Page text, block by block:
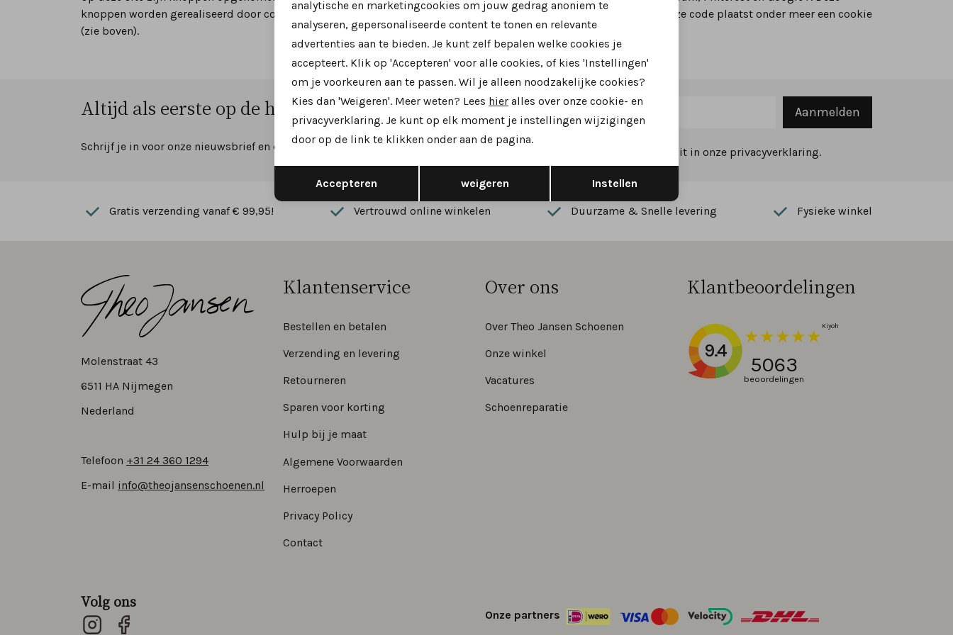
knoppen worden gerealiseerd door code die wordt aangeleverd door Twitter, Linkedin, Pinterest en Google+ zelf. Deze code plaatst onder meer een cookie
(zie boven).
Altijd als eerste op de hoogte zijn?
Schrijf je in voor onze nieuwsbrief en ontvang dan ook gelijk €5,- korting!
Aanmelden
Hoe we met je data omgaan? Bekijk dit in onze privacyverklaring.
Gratis verzending vanaf € 99,95! Vertrouwd online winkelen Duurzame & Snelle levering Fysieke winkel
Molenstraat 43
6511 HA Nijmegen
Nederland
Telefoon +31 24 360 1294
E-mail info@theojansenschoenen.nl
Klantenservice
Bestellen en betalen
Verzending en levering
Retourneren
Sparen voor korting
Hulp bij je maat
Algemene Voorwaarden
Herroepen
Privacy Policy
Contact
Over ons
Over Theo Jansen Schoenen
Onze winkel
Vacatures
Schoenreparatie
Klantbeoordelingen
9.4
5063
beoordelingen
Volg ons
Onze partners
Terug Opslaan
analytische en marketingcookies om jouw gedrag anoniem te
analyseren, gepersonaliseerde content te tonen en relevante
advertenties aan te bieden. Je kunt zelf bepalen welke cookies je
accepteert. Klik op 'Accepteren' voor alle cookies, of kies 'Instellingen'
om je voorkeuren aan te passen. Wil je alleen noodzakelijke cookies?
Kies dan 'Weigeren'. Meer weten? Lees hier alles over onze cookie- en
privacyverklaring. Je kunt op elk moment je instellingen wijzigingen
door op de link te klikken onder aan de pagina.
Accepteren weigeren Instellen